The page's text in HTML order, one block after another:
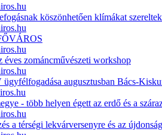
köszönhetően klímákat
éves zománcművészeti workshop
augusztusban Bács-
- több helyen égett az erdő és a
a térségi lekvárversenyre és az